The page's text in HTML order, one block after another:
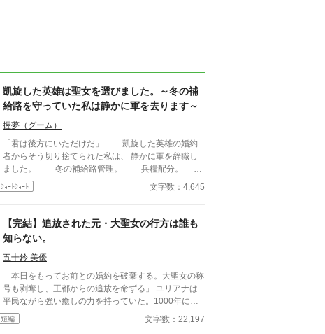
凱旋した英雄は聖女を選びました。～冬の補
給路を守っていた私は静かに軍を去ります～
握夢（グーム）
「君は後方にいただけだ」―― 凱旋した英雄の婚約
者からそう切り捨てられた私は、 静かに軍を辞職し
ました。 ――冬の補給路管理。 ――兵糧配分。 ――
医薬品輸送。 ――損耗率管理。 全部、私の仕事だっ
たのですが。 三週間後、 王国軍は補給崩壊。 「なぜ
お聞きしますが、 今まで“なぜか全部上手く回ってい
た”理由を、 一度でも考えたことはありましたか？ こ
れは、 誰にも評価されなかった兵站官（へいたんか
ん）が、 隣国の辺境伯にだけ価値を見抜かれ、 人生
を取り戻す物語。 今更「戻ってきてくれ」と泣きつ
かれても、 私は隣国の最高機密ですので――！
ｼｮｰﾄｼｮｰﾄ 文字数：4,645
【完結】追放された元・大聖女の行方は誰も
知らない。
五十鈴 美優
「本日をもってお前との婚約を破棄する。大聖女の称
号も剥奪し、王都からの追放を命ずる」 ユリアナは
平民ながら強い癒しの力を持っていた。1000年に一
度現れるとされる大聖女の称号を得て、婚約者となっ
た王子リッドと共に魔物討伐に邁進する日々を送って
短編 文字数：22,197